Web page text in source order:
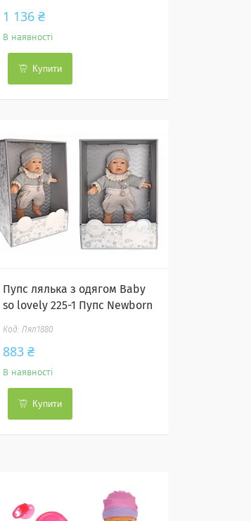
1 136 ₴
В наявності
Купити
Пупс лялька з одягом Baby
so lovely 225-1 Пупс Newborn
Лял1880
883 ₴
В наявності
Купити